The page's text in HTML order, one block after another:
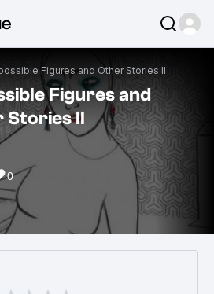
Figures and Other Stories II
Figures and
Stories II
0